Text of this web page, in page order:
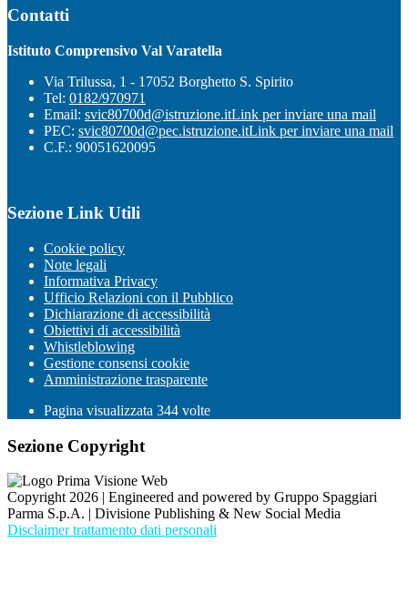
Contatti
Istituto Comprensivo Val Varatella
Via Trilussa, 1 - 17052 Borghetto S. Spirito
Tel: 0182/970971
Email: svic80700d@istruzione.itLink per inviare una mail
PEC: svic80700d@pec.istruzione.itLink per inviare una mail
C.F.: 90051620095
Sezione Link Utili
Cookie policy
Note legali
Informativa Privacy
Ufficio Relazioni con il Pubblico
Dichiarazione di accessibilità
Obiettivi di accessibilità
Whistleblowing
Gestione consensi cookie
Amministrazione trasparente
Pagina visualizzata 344 volte
Sezione Copyright
Copyright 2026 | Engineered and powered by Gruppo Spaggiari
Parma S.p.A. | Divisione Publishing & New Social Media
Disclaimer trattamento dati personali